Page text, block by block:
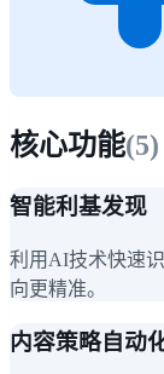
核心功能(5)
智能利基发现
利用AI技术快速
向更精准。
内容策略自动